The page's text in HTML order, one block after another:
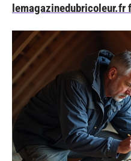
lemagazinedubricoleur.fr